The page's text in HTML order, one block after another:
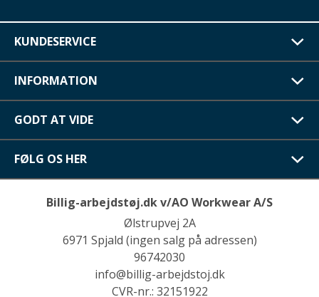
KUNDESERVICE
INFORMATION
GODT AT VIDE
FØLG OS HER
Billig-arbejdstøj.dk v/AO Workwear A/S
Ølstrupvej 2A
6971 Spjald (ingen salg på adressen)
96742030
info@billig-arbejdstoj.dk
CVR-nr.: 32151922